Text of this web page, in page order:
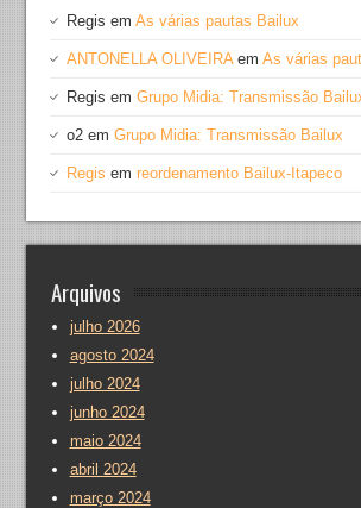
Regis emAs várias pautas Bailux
ANTONELLA OLIVEIRAemAs várias
Regis emGrupo Midia: Transmissão
o2 emGrupo Midia: Transmissão Bailux
Regis emreordenamento Bailux-Itapeco
Arquivos
julho 2026
agosto 2024
julho 2024
junho 2024
maio 2024
abril 2024
março 2024